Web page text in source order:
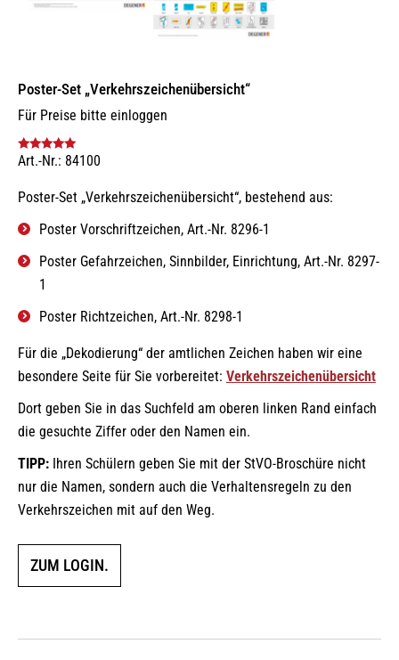
Poster-Set „Verkehrszeichenübersicht“
Für Preise bitte einloggen
Bewertet mit
Art.-Nr.: 84100
Poster-Set „Verkehrszeichenübersicht“, bestehend aus:
Poster Vorschriftzeichen, Art.-Nr. 8296-1
Poster Gefahrzeichen, Sinnbilder, Einrichtung, Art.-Nr. 8297-
1
Poster Richtzeichen, Art.-Nr. 8298-1
Für die „Dekodierung“ der amtlichen Zeichen haben wir eine
besondere Seite für Sie vorbereitet: Verkehrszeichenübersicht
Dort geben Sie in das Suchfeld am oberen linken Rand einfach
die gesuchte Ziffer oder den Namen ein.
TIPP: Ihren Schülern geben Sie mit der StVO-Broschüre nicht
nur die Namen, sondern auch die Verhaltensregeln zu den
Verkehrszeichen mit auf den Weg.
ZUM LOGIN.